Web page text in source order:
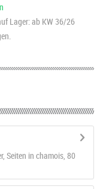
Lager: ab KW 36/26
Seiten in chamois, 80